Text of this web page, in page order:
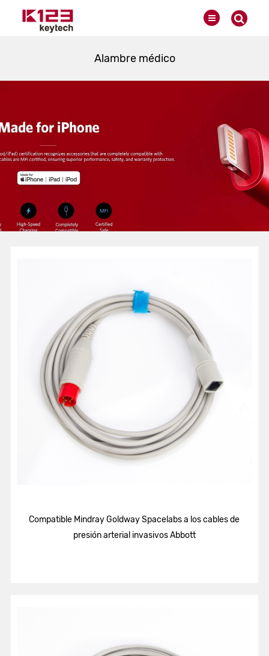
Alambre médico
Compatible Mindray Goldway Spacelabs a los cables de
presión arterial invasivos Abbott